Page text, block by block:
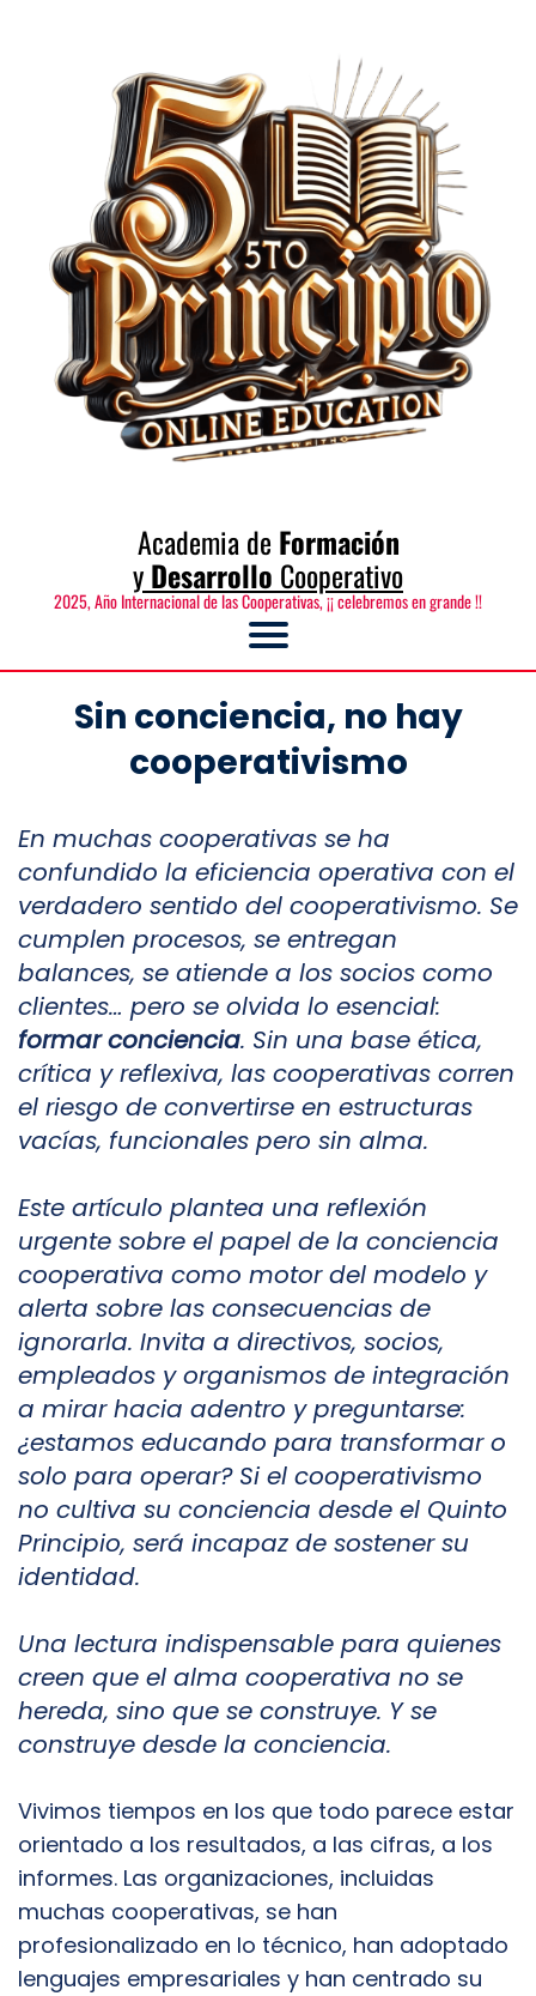
Academia de Formación
yDesarrollo Cooperativo
2025, Año Internacional de las Cooperativas, ¡¡ celebremos en grande !!
Sin conciencia, no hay
cooperativismo
En muchas cooperativas se ha
confundido la eficiencia operativa con el
verdadero sentido del cooperativismo. Se
cumplen procesos, se entregan
balances, se atiende a los socios como
clientes… pero se olvida lo esencial:
formar conciencia. Sin una base ética,
crítica y reflexiva, las cooperativas corren
el riesgo de convertirse en estructuras
vacías, funcionales pero sin alma.
Este artículo plantea una reflexión
urgente sobre el papel de la conciencia
cooperativa como motor del modelo y
alerta sobre las consecuencias de
ignorarla. Invita a directivos, socios,
empleados y organismos de integración
a mirar hacia adentro y preguntarse:
¿estamos educando para transformar o
solo para operar? Si el cooperativismo
no cultiva su conciencia desde el Quinto
Principio, será incapaz de sostener su
identidad.
Una lectura indispensable para quienes
creen que el alma cooperativa no se
hereda, sino que se construye. Y se
construye desde la conciencia.
Vivimos tiempos en los que todo parece estar
orientado a los resultados, a las cifras, a los
informes. Las organizaciones, incluidas
muchas cooperativas, se han
profesionalizado en lo técnico, han adoptado
lenguajes empresariales y han centrado su